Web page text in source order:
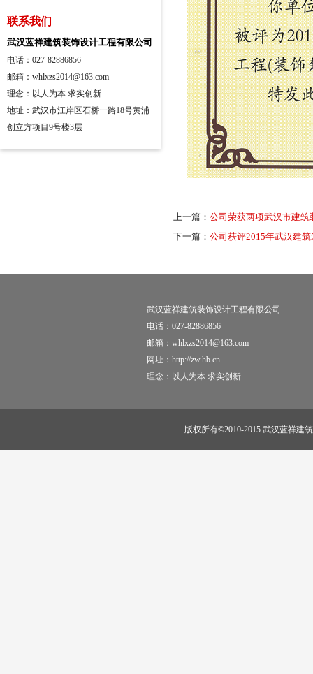
联系我们
武汉蓝祥建筑装饰设计工程有限公司
电话：027-82886856
邮箱：whlxzs2014@163.com
理念：以人为本 求实创新
地址：武汉市江岸区石桥一路18号黄浦
创立方项目9号楼3层
上一篇： 公司荣获两项武汉市建筑
下一篇： 公司获评2015年武汉建
武汉蓝祥建筑装饰设计工程有限公司
电话：027-82886856
邮箱：whlxzs2014@163.com
网址：http://zw.hb.cn
理念：以人为本 求实创新
版权所有©2010-2015 武汉蓝祥建